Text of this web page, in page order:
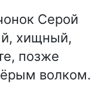
Серой
хищный,
позже
волком.